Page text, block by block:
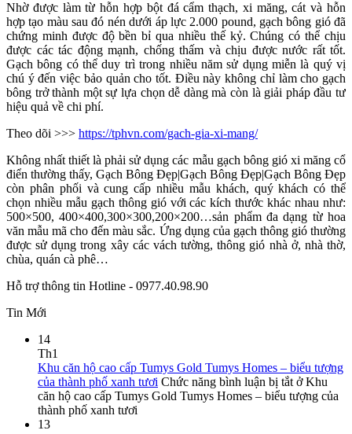
Nhờ được làm từ hỗn hợp bột đá cẩm thạch, xi măng, cát và hỗn
hợp tạo màu sau đó nén dưới áp lực 2.000 pound, gạch bông gió đã
chứng minh được độ bền bỉ qua nhiều thế kỷ. Chúng có thể chịu
được các tác động mạnh, chống thấm và chịu được nước rất tốt.
Gạch bông có thể duy trì trong nhiều năm sử dụng miễn là quý vị
chú ý đến việc bảo quản cho tốt. Điều này không chỉ làm cho gạch
bông trở thành một sự lựa chọn dễ dàng mà còn là giải pháp đầu tư
hiệu quả về chi phí.
Theo dõi >>> https://tphvn.com/gach-gia-xi-mang/
Không nhất thiết là phải sử dụng các mẫu gạch bông gió xi măng cổ
điển thường thấy, Gạch Bông Đẹp|Gạch Bông Đẹp|Gạch Bông Đẹp
còn phân phối và cung cấp nhiều mẫu khách, quý khách có thể
chọn nhiều mẫu gạch thông gió với các kích thước khác nhau như:
500×500, 400×400,300×300,200×200…sản phẩm đa dạng từ hoa
văn mẫu mã cho đến màu sắc. Ứng dụng của gạch thông gió thường
được sử dụng trong xây các vách tường, thông gió nhà ở, nhà thờ,
chùa, quán cà phê…
Hỗ trợ thông tin Hotline - 0977.40.98.90
Tin Mới
14
Th1
Khu căn hộ cao cấp Tumys Gold Tumys Homes – biểu tượng
của thành phố xanh tươi Chức năng bình luận bị tắtở Khu
căn hộ cao cấp Tumys Gold Tumys Homes – biểu tượng của
thành phố xanh tươi
13